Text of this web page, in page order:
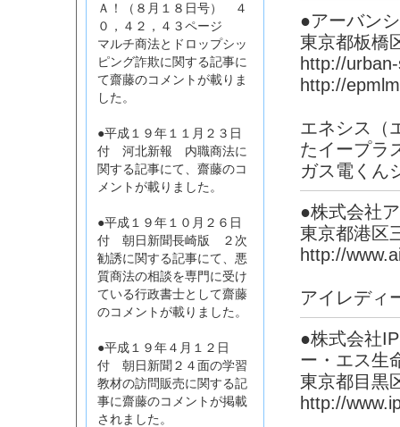
●アーバン
東京都板橋
http://
http://
エネシス（
たイープラ
ガス電くん
●株式会社
東京都港区
http://
アイレディ
●株式会社
ー・エス生
東京都目黒
http://
Ａ！（８月１８日号） ４
０，４２，４３ページ
マルチ商法とドロップシッ
ピング詐欺に関する記事に
て齋藤のコメントが載りま
した。
●平成１９年１１月２３日
付 河北新報 内職商法に
関する記事にて、齋藤のコ
メントが載りました。
●平成１９年１０月２６日
付 朝日新聞長崎版 ２次
勧誘に関する記事にて、悪
質商法の相談を専門に受け
ている行政書士として齋藤
のコメントが載りました。
●平成１９年４月１２日
付 朝日新聞２４面の学習
教材の訪問販売に関する記
事に齋藤のコメントが掲載
されました。